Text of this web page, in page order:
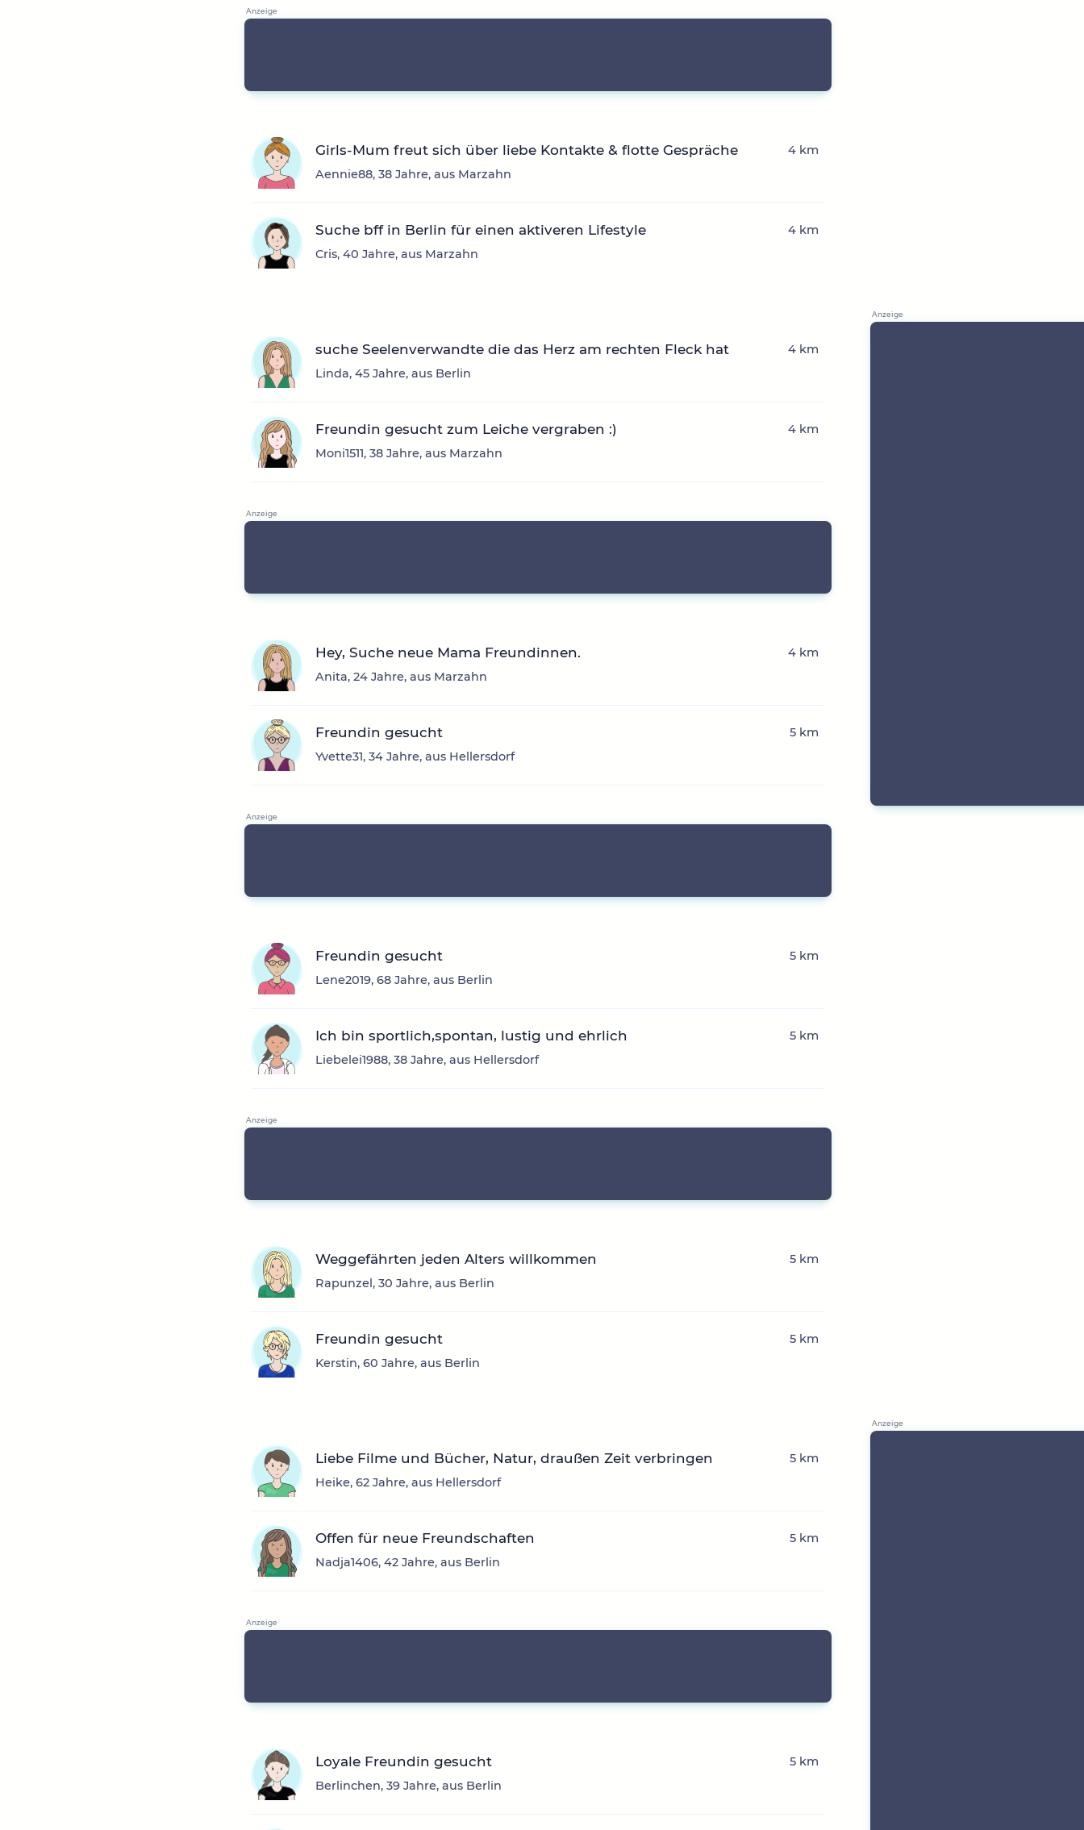
Girls-Mum freut sich über liebe Kontakte & flotte Gespräche
Aennie88, 38 Jahre, aus Marzahn
4 km
Suche bff in Berlin für einen aktiveren Lifestyle
Cris, 40 Jahre, aus Marzahn
4 km
suche Seelenverwandte die das Herz am rechten Fleck hat
Linda, 45 Jahre, aus Berlin
4 km
Freundin gesucht zum Leiche vergraben :)
Moni1511, 38 Jahre, aus Marzahn
4 km
Hey, Suche neue Mama Freundinnen.
Anita, 24 Jahre, aus Marzahn
4 km
Freundin gesucht
Yvette31, 34 Jahre, aus Hellersdorf
5 km
Freundin gesucht
Lene2019, 68 Jahre, aus Berlin
5 km
Ich bin sportlich,spontan, lustig und ehrlich
Liebelei1988, 38 Jahre, aus Hellersdorf
5 km
Weggefährten jeden Alters willkommen
Rapunzel, 30 Jahre, aus Berlin
5 km
Freundin gesucht
Kerstin, 60 Jahre, aus Berlin
5 km
Liebe Filme und Bücher, Natur, draußen Zeit verbringen
Heike, 62 Jahre, aus Hellersdorf
5 km
Offen für neue Freundschaften
Nadja1406, 42 Jahre, aus Berlin
5 km
Loyale Freundin gesucht
Berlinchen, 39 Jahre, aus Berlin
5 km